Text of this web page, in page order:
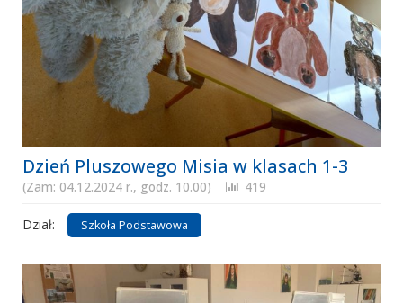
Dzień Pluszowego Misia w klasach 1-3
(Zam: 04.12.2024 r., godz. 10.00) 419
Dział: Szkoła Podstawowa